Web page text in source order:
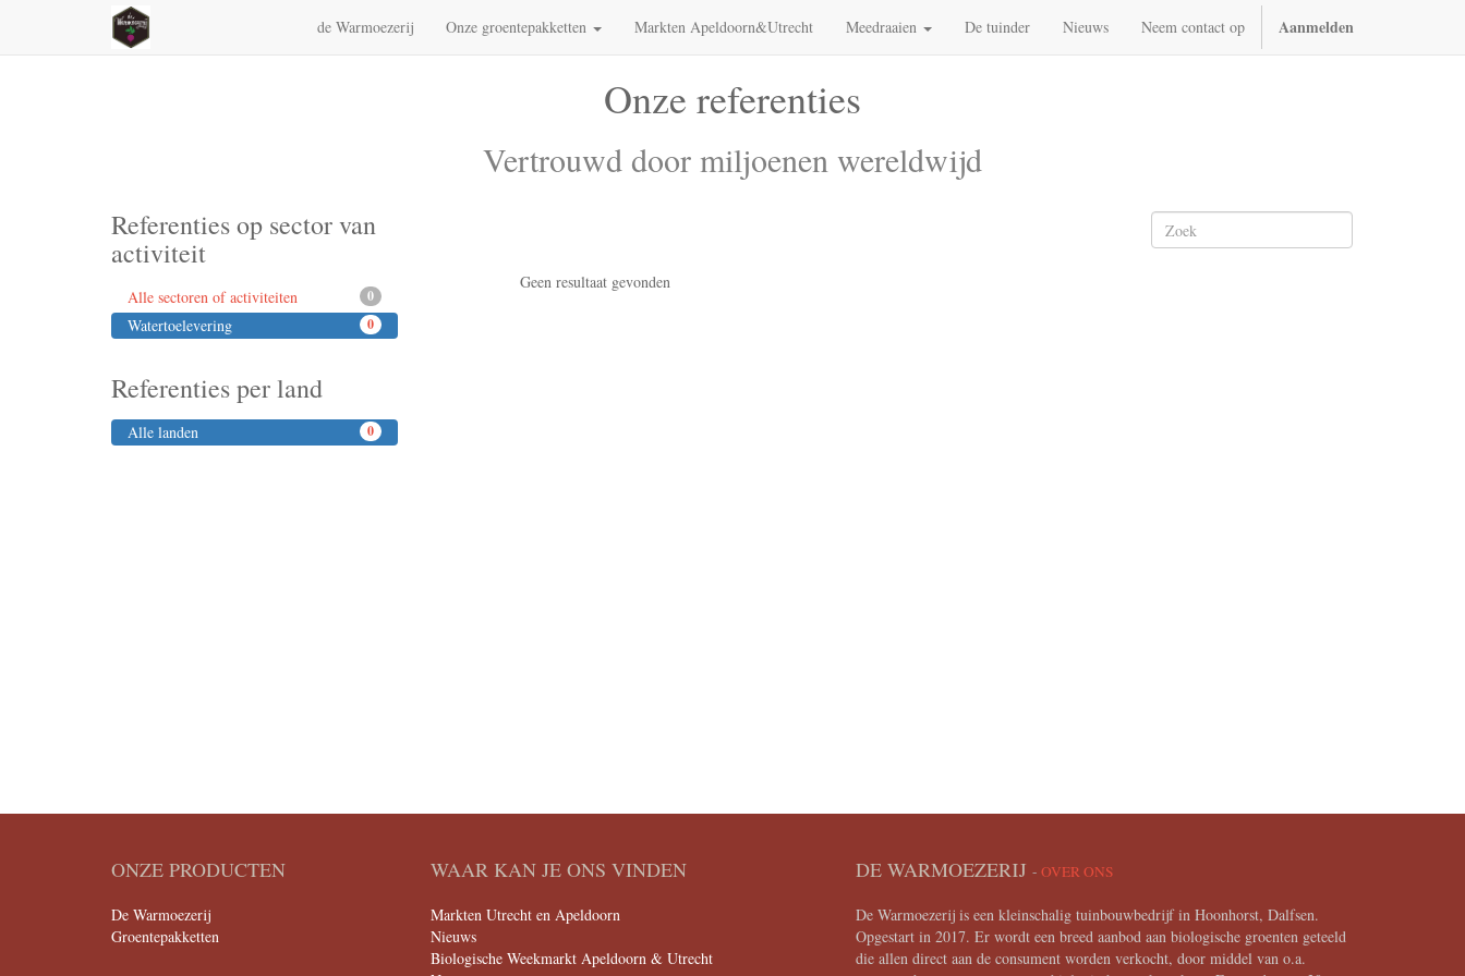
de Warmoezerij Onze groentepakketten Markten Apeldoorn&Utrecht Meedraaien De tuinder Nieuws Neem contact op Aanmelden
Onze referenties
Vertrouwd door miljoenen wereldwijd
Referenties op sector van
activiteit
0
Alle sectoren of activiteiten
0
Watertoelevering
Referenties per land
0
Alle landen
Geen resultaat gevonden
ONZE PRODUCTEN
De Warmoezerij
Groentepakketten
WAAR KAN JE ONS VINDEN
Markten Utrecht en Apeldoorn
Nieuws
Biologische Weekmarkt Apeldoorn & Utrecht
DE WARMOEZERIJ - OVER ONS
De Warmoezerij is een kleinschalig tuinbouwbedrijf in Hoonhorst, Dalfsen.
Opgestart in 2017. Er wordt een breed aanbod aan biologische groenten geteeld
die allen direct aan de consument worden verkocht, door middel van o.a.